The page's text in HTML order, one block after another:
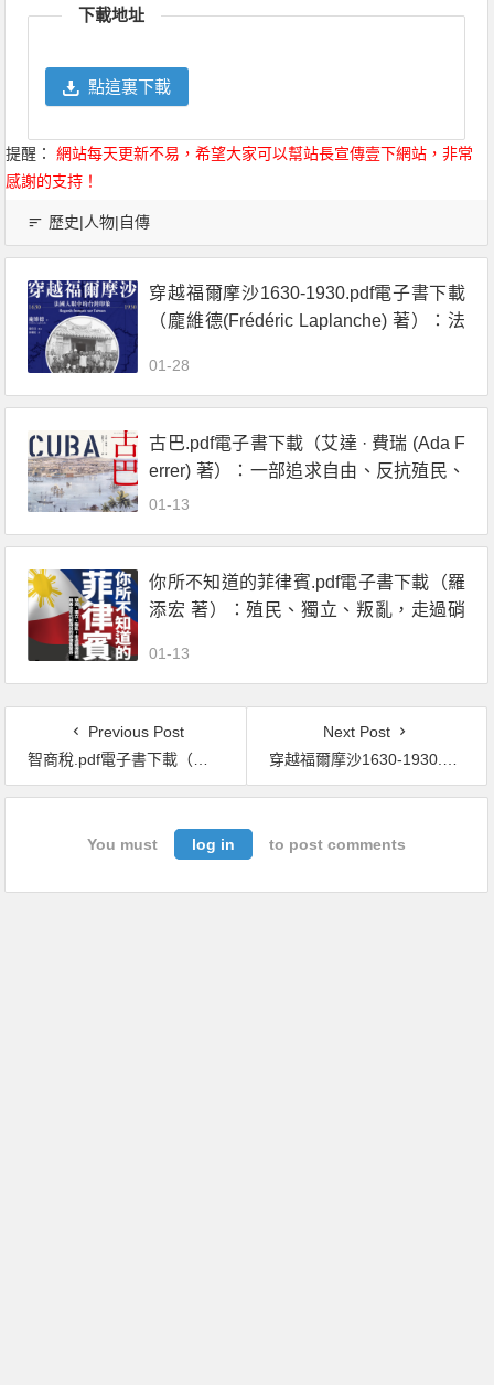
下載地址
點這裏下載
提醒：
網站每天更新不易，希望大家可以幫站長宣傳壹下網站，非常
感謝的支持！
歷史|人物|自傳
穿越福爾摩沙1630-1930.pdf電子書下載
（龐維德(Frédéric Laplanche) 著）：法
01-28
古巴.pdf電子書下載（艾達 · 費瑞 (Ada F
errer) 著）：一部追求自由、反抗殖民、
與美國交織的史詩
01-13
你所不知道的菲律賓.pdf電子書下載（羅
添宏 著）：殖民、獨立、叛亂，走過硝
01-13
Previous Post
智商稅.pdf電子書下載（高德 著）：越聰明的人越喫虧
Next Post
穿越福爾摩沙1630-1930.pdf電子書下載（龐維德(Frédéric Laplanche) 著）：法國人眼中的臺灣印象
You must log in to post comments